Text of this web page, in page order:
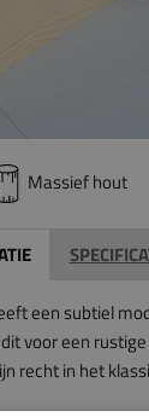
Massief hout
een subtiel
voor een
recht in het